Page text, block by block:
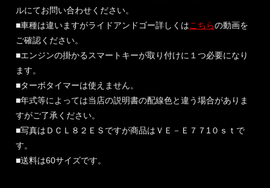
ルにてお問い合わせください。
■車種は違いますがライドアンドゴー詳しくはこちらの動画を
ご確認ください。
■エンジンの掛かるスマートキーが取り付けに１つ必要になり
ます。
■ターボタイマーは使えません。
■年式等によっては当店の説明書の配線色と違う場合がありま
すがご了承ください。
■写真はＤＣＬ８２ＥＳですが商品はＶＥ－Ｅ７７1０ｓｔで
す。
■送料は60サイズです。